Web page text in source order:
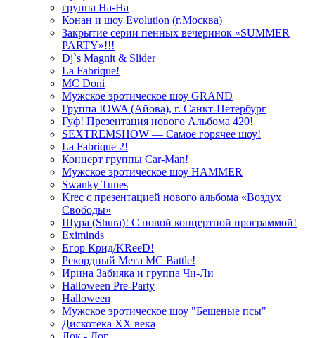
группа На-На
Конан и шоу Evolution (г.Москва)
Закрытие серии пенных вечеринок «SUMMER
PARTY»!!!
Dj`s Magnit & Slider
La Fabrique!
MC Doni
Мужское эротическое шоу GRAND
Группа IOWA (Айова), г. Санкт-Петербург
Гуф! Презентация нового Альбома 420!
SEXTREMSHOW — Самое горячее шоу!
La Fabrique 2!
Концерт группы Car-Man!
Мужское эротическое шоу HAMMER
Swanky Tunes
Krec с презентацией нового альбома «Воздух
Свободы»
Шура (Shura)! С новой концертной программой!
Eximinds
Егор Крид/KReeD!
Рекордный Мега МС Battle!
Ирина Забияка и группа Чи-Ли
Halloween Pre-Party
Halloween
Мужское эротическое шоу "Бешеные псы"
Дискотека ХХ века